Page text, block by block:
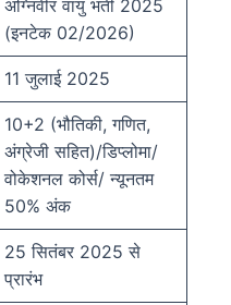
अग्निवीर वायु भर्ती 2025
(इनटेक 02/2026)
11 जुलाई 2025
10+2 (भौतिकी, गणित,
अंग्रेजी सहित)/डिप्लोमा/
वोकेशनल कोर्स/ न्यूनतम
50% अंक
25 सितंबर 2025 से
प्रारंभ